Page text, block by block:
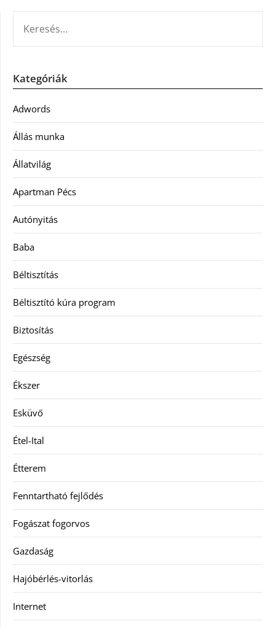
Kategóriák
Adwords
Állás munka
Állatvilág
Apartman Pécs
Autónyitás
Baba
Béltisztítás
Béltisztító kúra program
Biztosítás
Egészség
Ékszer
Esküvő
Étel-Ital
Étterem
Fenntartható fejlődés
Fogászat fogorvos
Gazdaság
Hajóbérlés-vitorlás
Internet